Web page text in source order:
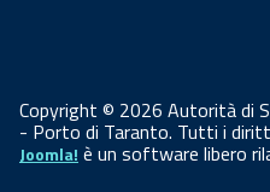
Copyright © 2026 Autorità di
- Porto di Taranto. Tutti i
Joomla! è un software libero